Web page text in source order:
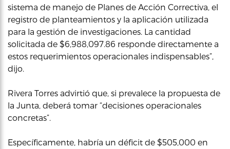
sistema de manejo de Planes de Acción Correctiva, el
registro de planteamientos y la aplicación utilizada
para la gestión de investigaciones. La cantidad
solicitada de $6,988,097.86 responde directamente a
estos requerimientos operacionales indispensables”,
dijo.
Rivera Torres advirtió que, si prevalece la propuesta de
la Junta, deberá tomar “decisiones operacionales
concretas”.
Específicamente, habría un déficit de $505,000 en